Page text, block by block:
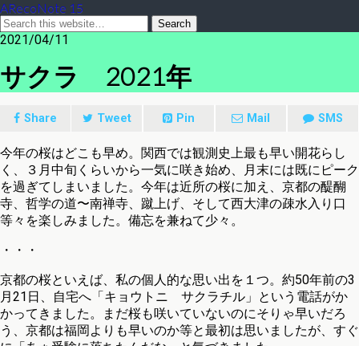
ARecoNote 15
2021/04/11
サクラ 2021年
Share Tweet Pin Mail SMS
今年の桜はどこも早め。関西では観測史上最も早い開花らし
く、３月中旬くらいから一気に咲き始め、月末には既にピーク
を過ぎてしまいました。今年は近所の桜に加え、京都の醍醐
寺、哲学の道〜南禅寺、蹴上げ、そして西大津の疎水入り口
等々を楽しみました。備忘を兼ねて少々。
・・・
京都の桜といえば、私の個人的な思い出を１つ。約50年前の3
月21日、自宅へ「キョウトニ サクラチル」という電話がか
かってきました。まだ桜も咲いていないのにそりゃ早いだろ
う、京都は福岡よりも早いのか等と最初は思いましたが、すぐ